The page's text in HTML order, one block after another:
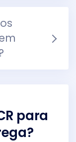
para